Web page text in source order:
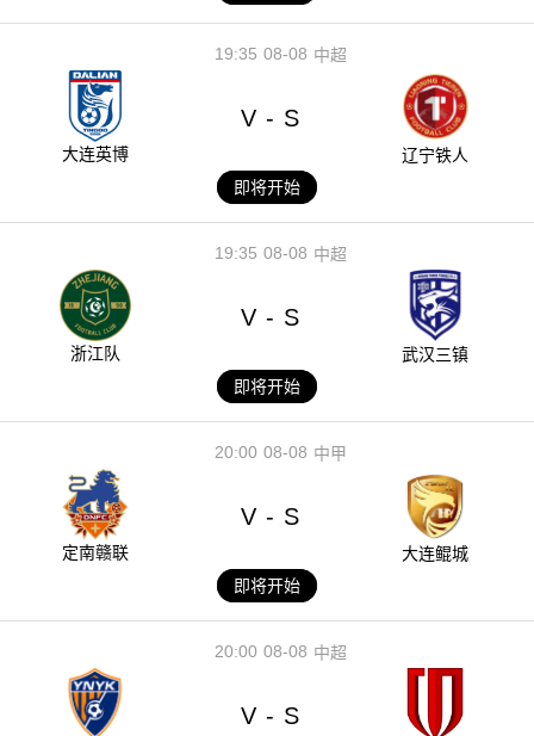
08-08
19:35 中超
大连英博
V - S
辽宁铁人
即将开始
08-08
19:35 中超
浙江队
V - S
武汉三镇
即将开始
08-08
20:00 中甲
定南赣联
V - S
大连鲲城
即将开始
08-08
20:00 中超
V - S